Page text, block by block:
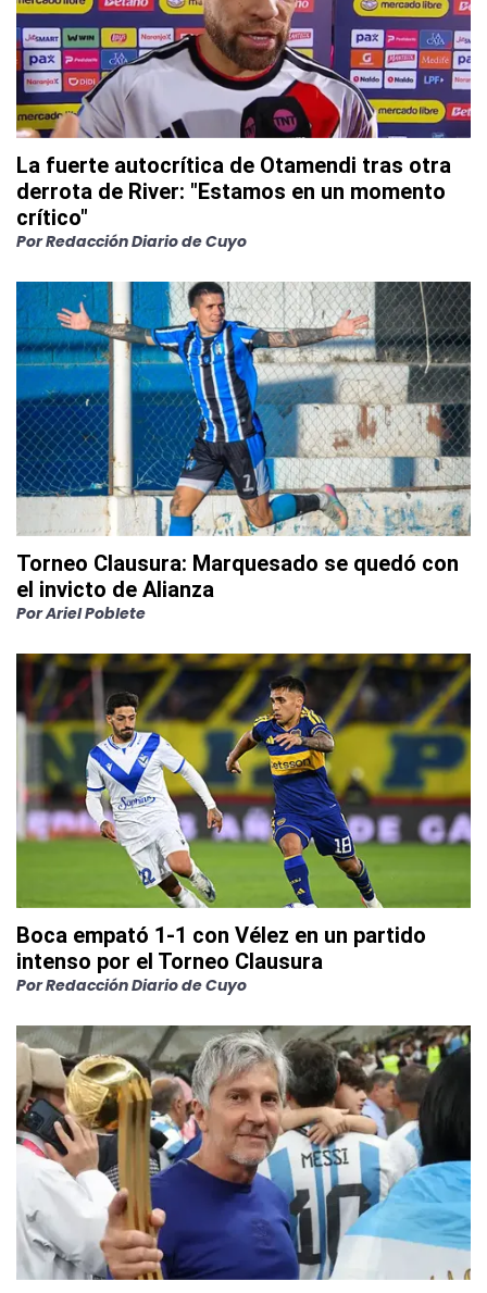
La fuerte autocrítica de Otamendi tras otra
derrota de River: "Estamos en un momento
crítico"
PorRedacción Diario de Cuyo
Torneo Clausura: Marquesado se quedó con
el invicto de Alianza
PorAriel Poblete
Boca empató 1-1 con Vélez en un partido
intenso por el Torneo Clausura
PorRedacción Diario de Cuyo